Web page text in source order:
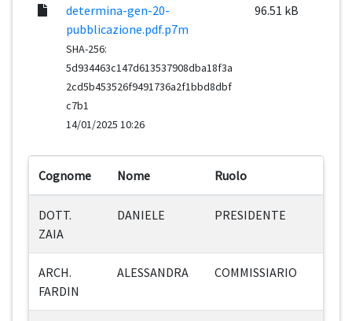
determina-gen-20-
pubblicazione.pdf.p7m
SHA-256:
5d934463c147d613537908dba18f3a
2cd5b453526f9491736a2f1bbd8dbf
c7b1
14/01/2025 10:26
96.51 kB
Cognome Nome Ruolo
DOTT.
ZAIA
DANIELE PRESIDENTE
ARCH.
FARDIN
ALESSANDRA COMMISSIARIO